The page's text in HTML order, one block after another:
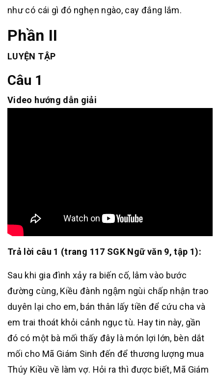
như có cái gì đó nghẹn ngào, cay đắng lắm.
Phần II
LUYỆN TẬP
Câu 1
Video hướng dẫn giải
Trả lời câu 1 (trang 117 SGK Ngữ văn 9, tập 1):
Sau khi gia đình xảy ra biến cố, lâm vào bước
đường cùng, Kiều đành ngậm ngùi chấp nhận trao
duyên lại cho em, bán thân lấy tiền để cứu cha và
em trai thoát khỏi cảnh ngục tù. Hay tin này, gần
đó có một bà mối thấy đây là món lợi lớn, bèn dắt
mối cho Mã Giám Sinh đến để thương lượng mua
Thúy Kiều về làm vợ. Hỏi ra thì được biết, Mã Giám